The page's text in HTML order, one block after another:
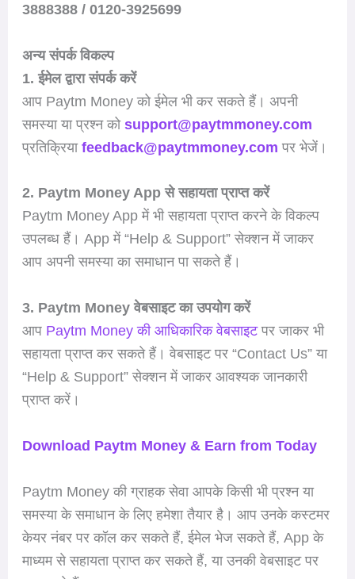
3888388 / 0120-3925699
अन्य संपर्क विकल्प
1. ईमेल द्वारा संपर्क करें
आप Paytm Money को ईमेल भी कर सकते हैं। अपनी
समस्या या प्रश्न को support@paytmmoney.com
प्रतिक्रिया feedback@paytmmoney.com पर भेजें।
2. Paytm Money App से सहायता प्राप्त करें
Paytm Money App में भी सहायता प्राप्त करने के विकल्प
उपलब्ध हैं। App में “Help & Support” सेक्शन में जाकर
आप अपनी समस्या का समाधान पा सकते हैं।
3. Paytm Money वेबसाइट का उपयोग करें
आपPaytm Money की आधिकारिक वेबसाइटपर जाकर भी
सहायता प्राप्त कर सकते हैं। वेबसाइट पर “Contact Us” या
“Help & Support” सेक्शन में जाकर आवश्यक जानकारी
प्राप्त करें।
Download Paytm Money & Earn from Today
Paytm Money की ग्राहक सेवा आपके किसी भी प्रश्न या
समस्या के समाधान के लिए हमेशा तैयार है। आप उनके कस्टमर
केयर नंबर पर कॉल कर सकते हैं, ईमेल भेज सकते हैं, App के
माध्यम से सहायता प्राप्त कर सकते हैं, या उनकी वेबसाइट पर